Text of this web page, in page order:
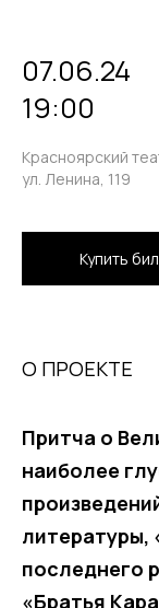
07.06.24
19:00
Красноярский
ул. Ленина, 119
Купить
О ПРОЕКТЕ
Притча о
наиболее
литературы,
последнего
«Братья